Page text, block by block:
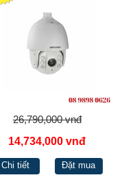
26,790,000 vnđ
14,734,000 vnđ
Chi tiết Đặt mua